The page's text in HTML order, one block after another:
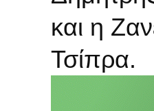
και η
Τσίπρα.